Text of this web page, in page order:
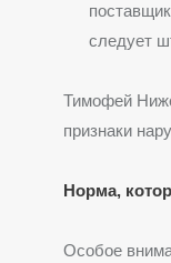
следует
Тимофей
признаки
Норма,
Особое